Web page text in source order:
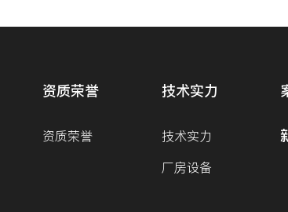
资质荣誉
资质荣誉
技术实力
技术实力
厂房设备